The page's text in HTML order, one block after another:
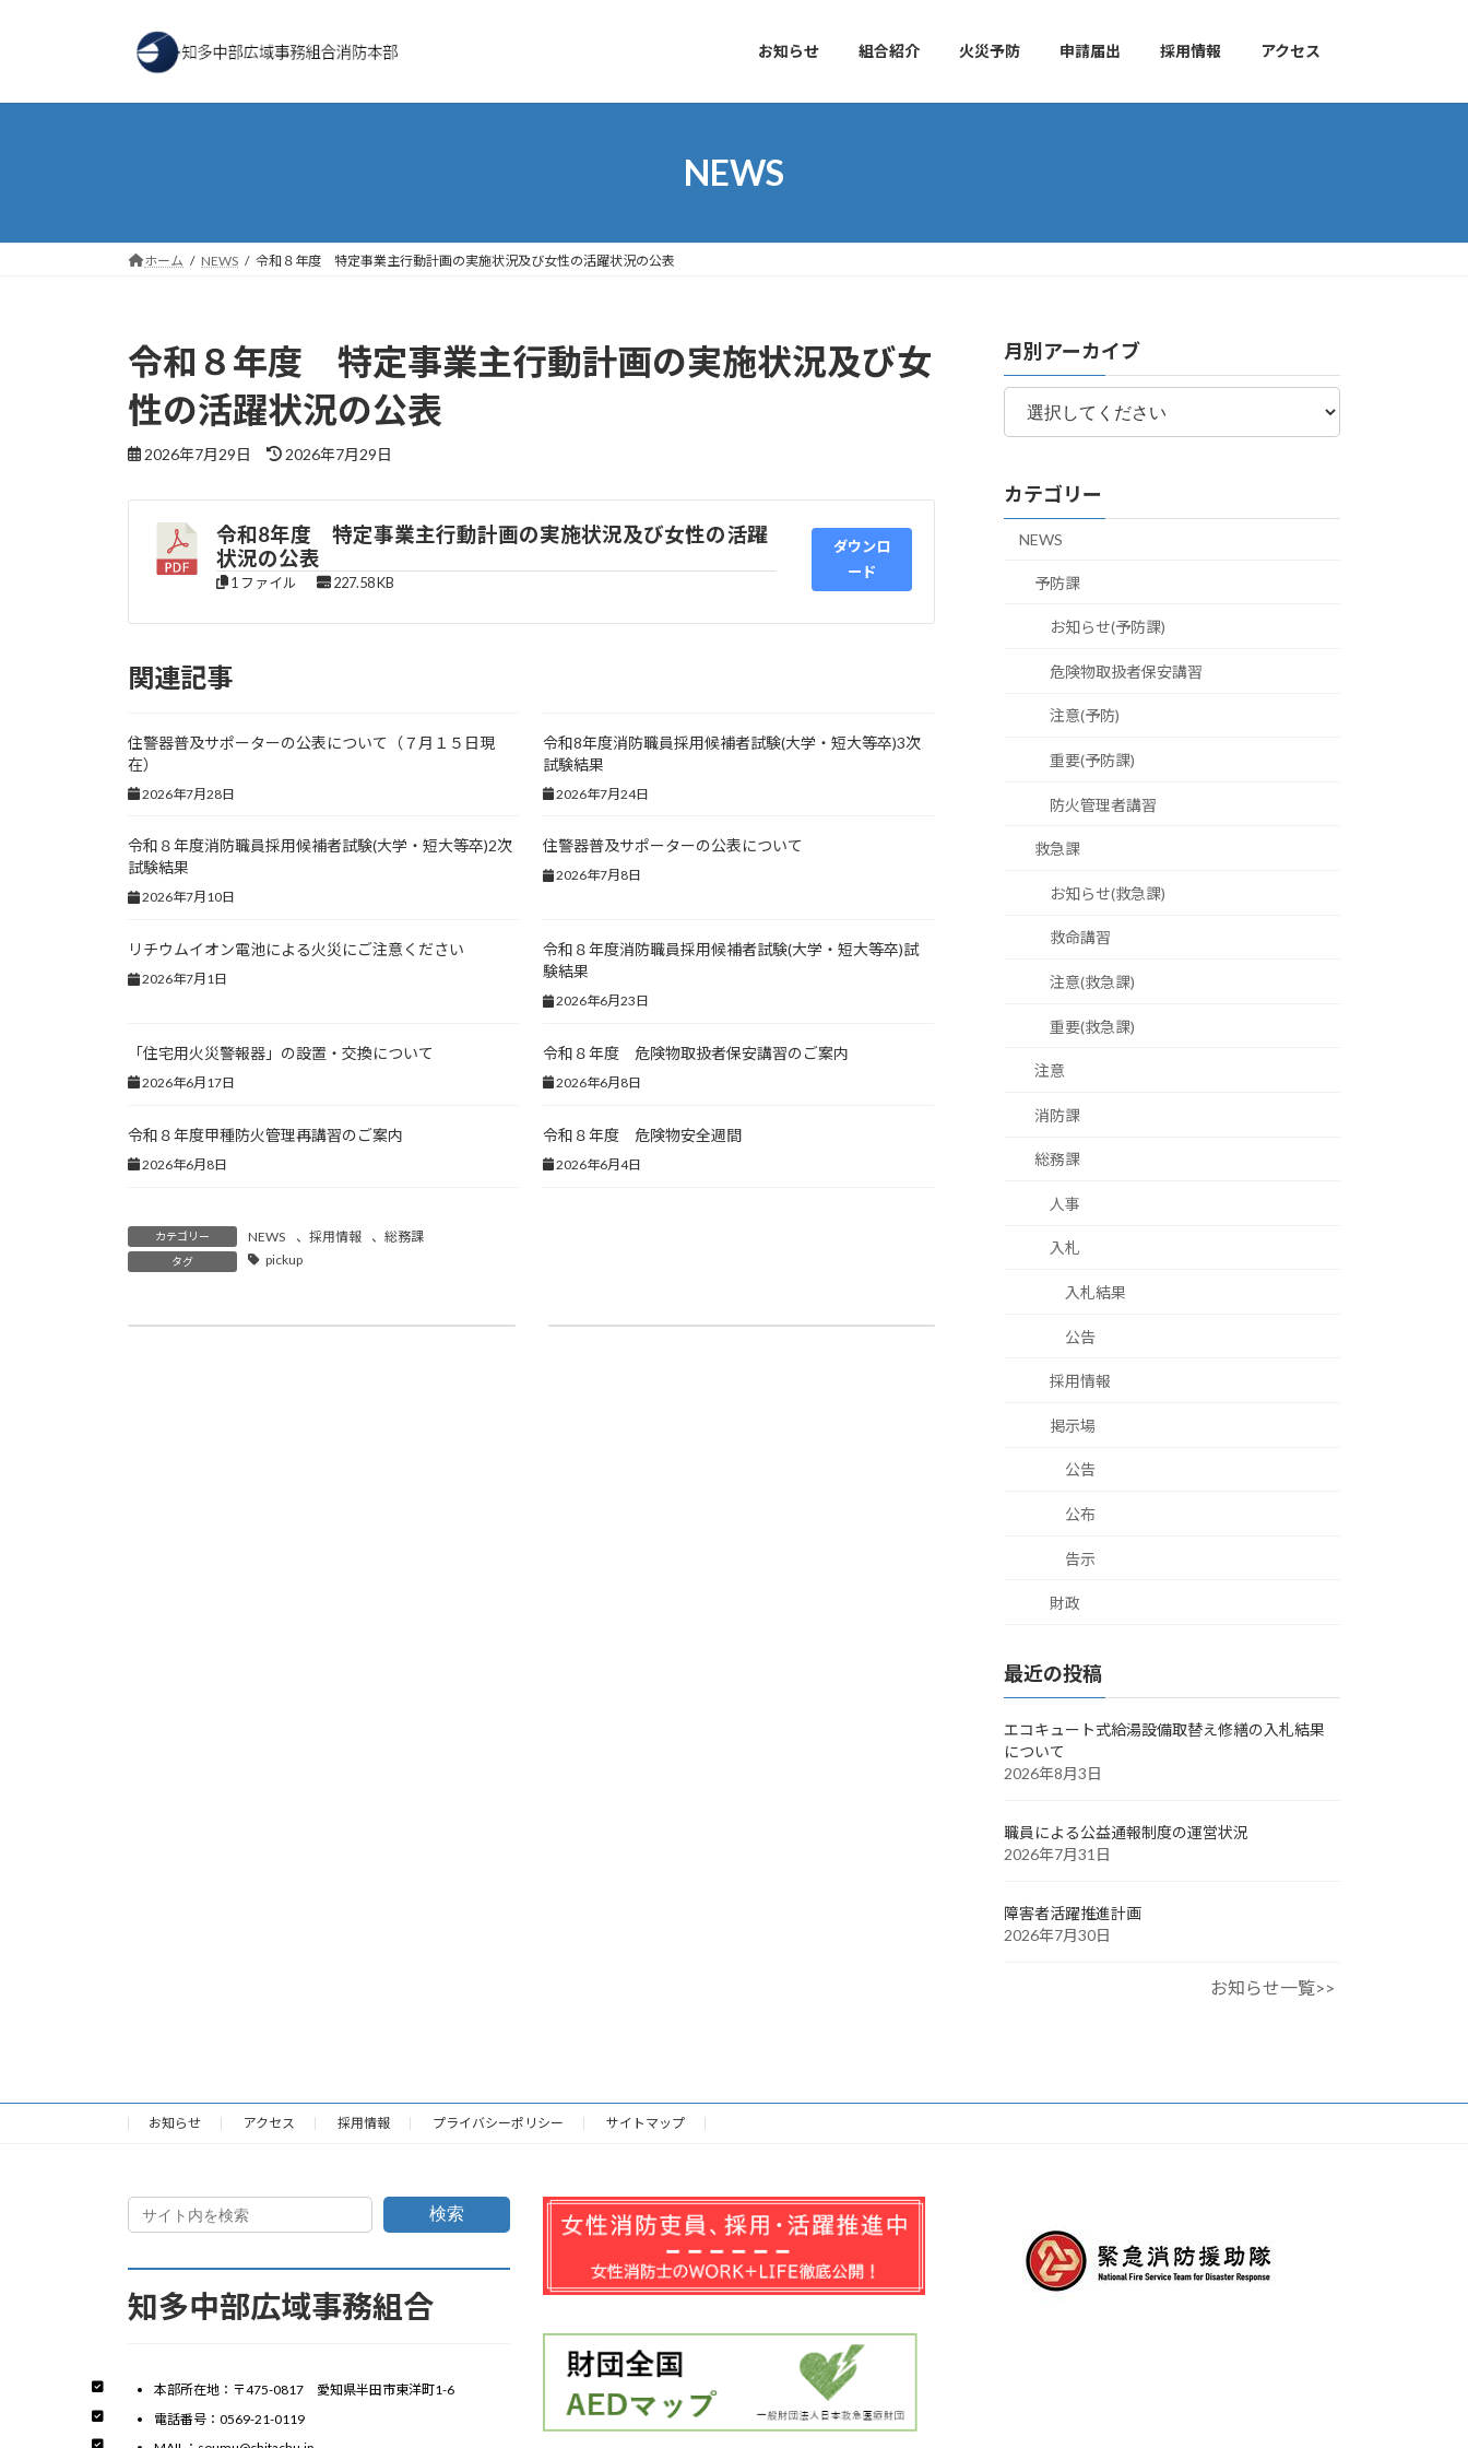
プ
動
お知らせ 組合紹介 火災予防 申請届出 採用情報 アクセス
NEWS
ホーム NEWS 令和８年度 特定事業主行動計画の実施状況及び女性の活躍状況の公表
令和８年度 特定事業主行動計画の実施状況及び女
性の活躍状況の公表
2026年7月29日
最
更
日
時
:
2026年7月29日
令和8年度 特定事業主行動計画の実施状況及び女性の活躍
状況の公表
1 ファイル 227.58 KB
ダウンロ
ード
関連記事
住警器普及サポーターの公表について（７月１５日現
在）
2026年7月28日
令和8年度消防職員採用候補者試験(大学・短大等卒)3次
試験結果
2026年7月24日
令和８年度消防職員採用候補者試験(大学・短大等卒)2次
試験結果
2026年7月10日
住警器普及サポーターの公表について
2026年7月8日
リチウムイオン電池による火災にご注意ください
2026年7月1日
令和８年度消防職員採用候補者試験(大学・短大等卒)試
験結果
2026年6月23日
「住宅用火災警報器」の設置・交換について
2026年6月17日
令和８年度 危険物取扱者保安講習のご案内
2026年6月8日
令和８年度甲種防火管理再講習のご案内
2026年6月8日
令和８年度 危険物安全週間
2026年6月4日
カテゴリー NEWS 、 採用情報 、総務課
タグ pickup
月別アーカイブ
カテゴリー
NEWS
予防課
お知らせ(予防課)
危険物取扱者保安講習
注意(予防)
重要(予防課)
防火管理者講習
救急課
お知らせ(救急課)
救命講習
注意(救急課)
重要(救急課)
注意
消防課
総務課
人事
入札
入札結果
公告
採用情報
掲示場
公告
公布
告示
財政
最近の投稿
エコキュート式給湯設備取替え修繕の入札結果
について
2026年8月3日
職員による公益通報制度の運営状況
2026年7月31日
障害者活躍推進計画
2026年7月30日
お知らせ一覧>>
お知らせ アクセス 採用情報 プライバシーポリシー サイトマップ
検索
知多中部広域事務組合
本部所在地：〒475-0817 愛知県半田市東洋町1-6
電話番号：0569-21-0119